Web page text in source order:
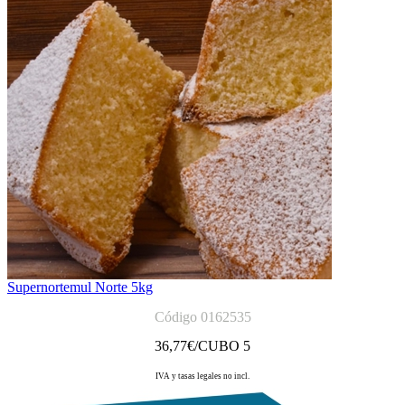
Supernortemul Norte 5kg
Código 0162535
36,77€/CUBO 5
IVA y tasas legales no incl.